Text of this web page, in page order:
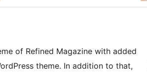
of Refined Magazine with added
theme. In addition to that,